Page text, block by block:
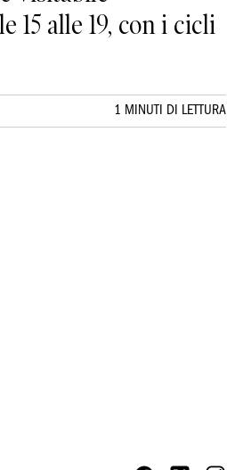
15 alle 19, con i cicli
1 MINUTI DI LETTURA